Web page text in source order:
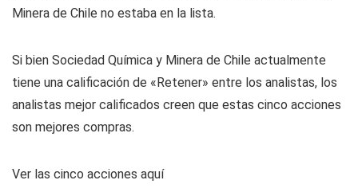
Minera de Chile no estaba en la lista.
Si bien Sociedad Química y Minera de Chile actualmente
tiene una calificación de «Retener» entre los analistas, los
analistas mejor calificados creen que estas cinco acciones
son mejores compras.
Ver las cinco acciones aquí